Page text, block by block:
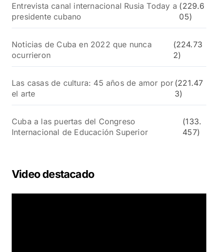
Entrevista canal internacional Rusia Today a
presidente cubano
(229.6
05)
Noticias de Cuba en 2022 que nunca
ocurrieron
(224.73
2)
Las casas de cultura: 45 años de amor por
el arte
(221.47
3)
Cuba a las puertas del Congreso
Internacional de Educación Superior
(133.
457)
Video destacado